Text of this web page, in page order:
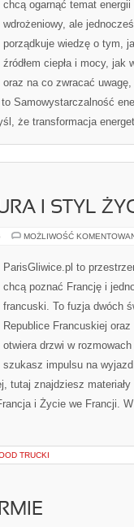
chcą ogarnąć temat
wdrożeniowy, ale
porządkuje wiedzę o tym,
źródłem ciepła i mocy,
oraz na co zwracać
Samowystarczalność
że transformacja
I STYL
MOŻLIWOŚĆ
ParisGliwice.pl to
chcą poznać Francję i
francuski. To fuzja dwóch
Republice Francuskiej
otwiera drzwi w
szukasz impulsu na
tutaj znajdziesz materiały
i Życie we Francji.
TRUCKI